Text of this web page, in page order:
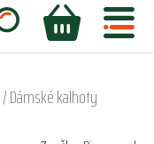
Hledat
NÁKUPNÍ
/Dámské kalhoty